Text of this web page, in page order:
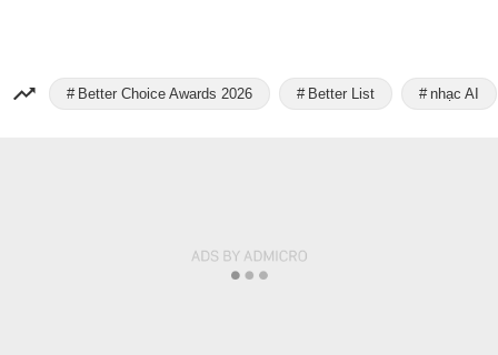
Better Choice Awards 2026 Better List nhạc AI